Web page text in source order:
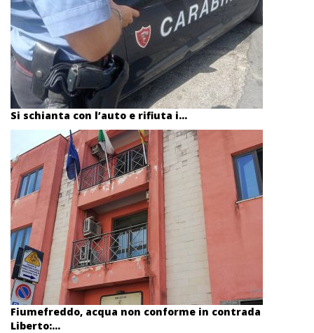
Si schianta con l’auto e rifiuta i...
Fiumefreddo, acqua non conforme in contrada
Liberto:...